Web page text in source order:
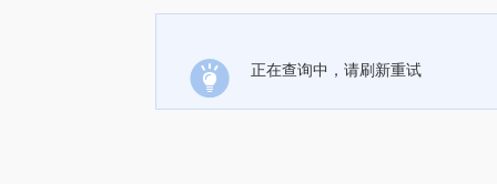
正在查询中，请刷新重试